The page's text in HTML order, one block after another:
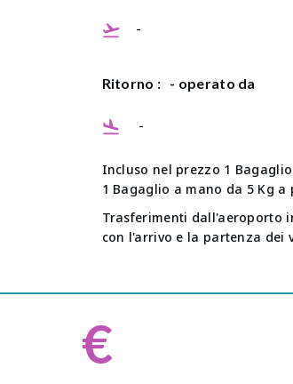
-
Ritorno : - operato da
-
Incluso nel prezzo 1
1 Bagaglio a mano da 5 Kg a
Trasferimenti dall'aeroporto
con l'arrivo e la partenza dei
€